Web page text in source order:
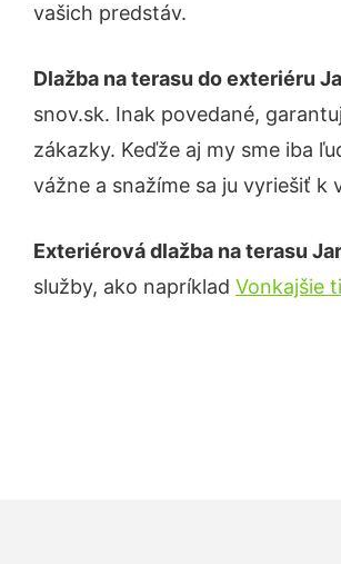
vašich predstáv.
Dlažba na terasu do exteriéru
snov.sk. Inak povedané,
zákazky. Keďže aj my sme iba
vážne a snažíme sa ju vyriešiť k
Exteriérová dlažba na terasu
služby, ako napríklad Vonkajšie